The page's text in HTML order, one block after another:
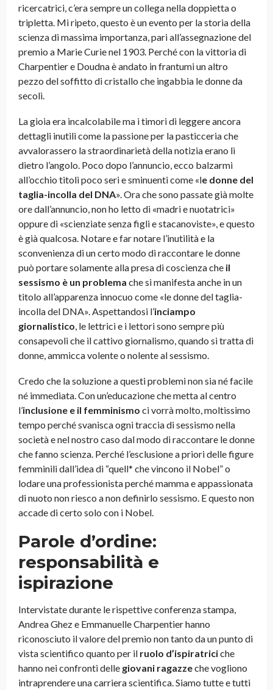
ricercatrici, c’era sempre un collega nella doppietta o
tripletta. Mi ripeto, questo è un evento per la storia della
scienza di massima importanza, pari all’assegnazione del
premio a Marie Curie nel 1903. Perché con la vittoria di
Charpentier e Doudna è andato in frantumi un altro
pezzo del soffitto di cristallo che ingabbia le donne da
secoli.
La gioia era incalcolabile ma i timori di leggere ancora
dettagli inutili come la passione per la pasticceria che
avvalorassero la straordinarietà della notizia erano lì
dietro l’angolo. Poco dopo l’annuncio, ecco balzarmi
all’occhio titoli poco seri e sminuenti come «le donne del
taglia-incolla del DNA». Ora che sono passate già molte
ore dall’annuncio, non ho letto di «madri e nuotatrici»
oppure di «scienziate senza figli e stacanoviste», e questo
è già qualcosa. Notare e far notare l’inutilità e la
sconvenienza di un certo modo di raccontare le donne
può portare solamente alla presa di coscienza che il
sessismo è un problema che si manifesta anche in un
titolo all’apparenza innocuo come «le donne del taglia-
incolla del DNA». Aspettandosi l’inciampo
giornalistico , le lettrici e i lettori sono sempre più
consapevoli che il cattivo giornalismo, quando si tratta di
donne, ammicca volente o nolente al sessismo.
Credo che la soluzione a questi problemi non sia né facile
né immediata. Con un’educazione che metta al centro
l’inclusione e il femminismo ci vorrà molto, moltissimo
tempo perché svanisca ogni traccia di sessismo nella
società e nel nostro caso dal modo di raccontare le donne
che fanno scienza. Perché l’esclusione a priori delle figure
femminili dall’idea di “quell* che vincono il Nobel” o
lodare una professionista perché mamma e appassionata
di nuoto non riesco a non definirlo sessismo. E questo non
accade di certo solo con i Nobel.
Parole d’ordine:
responsabilità e
ispirazione
Intervistate durante le rispettive conferenza stampa,
Andrea Ghez e Emmanuelle Charpentier hanno
riconosciuto il valore del premio non tanto da un punto di
vista scientifico quanto per il ruolo d’ispiratriciche
hanno nei confronti delle giovani ragazzeche vogliono
intraprendere una carriera scientifica. Siamo tutte e tutti